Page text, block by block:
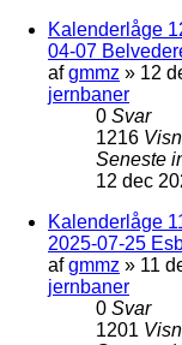
Kalenderlåge
04-07
afgmmz » 12
jernbaner
0 Svar
1216
Seneste
12 dec
Kalenderlåge
2025-07-25
afgmmz » 11
jernbaner
0 Svar
1201